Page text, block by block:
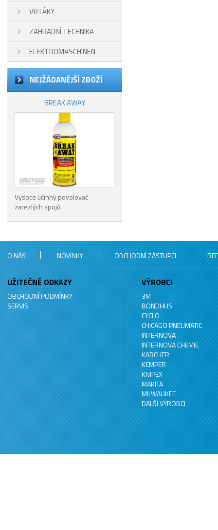
VRTÁKY
ZAHRADNÍ TECHNIKA
ELEKTROMASCHINEN
NEJŽÁDANĚJŠÍ ZBOŽÍ
BREAK AWAY
Vysoce účinný povolovač
zarezlých spojů
O NÁS NOVINKY OBCHODNÍ ZÁSTUPCI
UŽITEČNÉ ODKAZY
OBCHODNÍ PODMÍNKY
SERVIS
VÝROBCI
3M
BONDHUS
CYCLO
CHICAGO PNEUMATIC
INTERNOVA
INTERNOVA CHEMIE
KARCHER
KEMPER
KNIPEX
MAKITA
MILWAUKEE
DALŠÍ VÝROBCI